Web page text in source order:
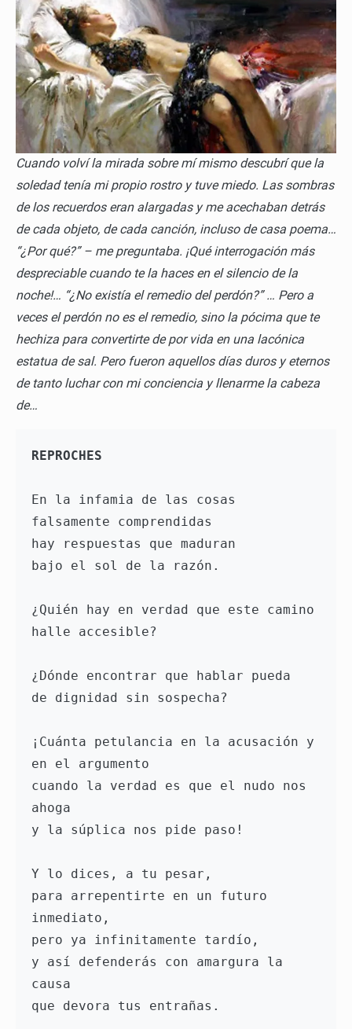
Cuando volví la mirada sobre mí mismo descubrí que la
soledad tenía mi propio rostro y tuve miedo. Las sombras
de los recuerdos eran alargadas y me acechaban detrás
de cada objeto, de cada canción, incluso de casa poema…
“¿Por qué?” – me preguntaba. ¡Qué interrogación más
despreciable cuando te la haces en el silencio de la
noche!… “¿No existía el remedio del perdón?” … Pero a
veces el perdón no es el remedio, sino la pócima que te
hechiza para convertirte de por vida en una lacónica
estatua de sal. Pero fueron aquellos días duros y eternos
de tanto luchar con mi conciencia y llenarme la cabeza
de…
REPROCHES
En la infamia de las cosas
falsamente comprendidas
hay respuestas que maduran
bajo el sol de la razón.
¿Quién hay en verdad que este camino
halle accesible?
¿Dónde encontrar que hablar pueda
de dignidad sin sospecha?
¡Cuánta petulancia en la acusación y
en el argumento
cuando la verdad es que el nudo nos
ahoga
y la súplica nos pide paso!
Y lo dices, a tu pesar,
para arrepentirte en un futuro
inmediato,
pero ya infinitamente tardío,
y así defenderás con amargura la
causa
que devora tus entrañas.